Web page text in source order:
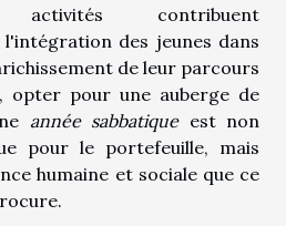
contribuent
des jeunes dans
de leur parcours
opter pour une auberge de
année sabbatiqueest non
pour le portefeuille, mais
humaine et sociale que ce